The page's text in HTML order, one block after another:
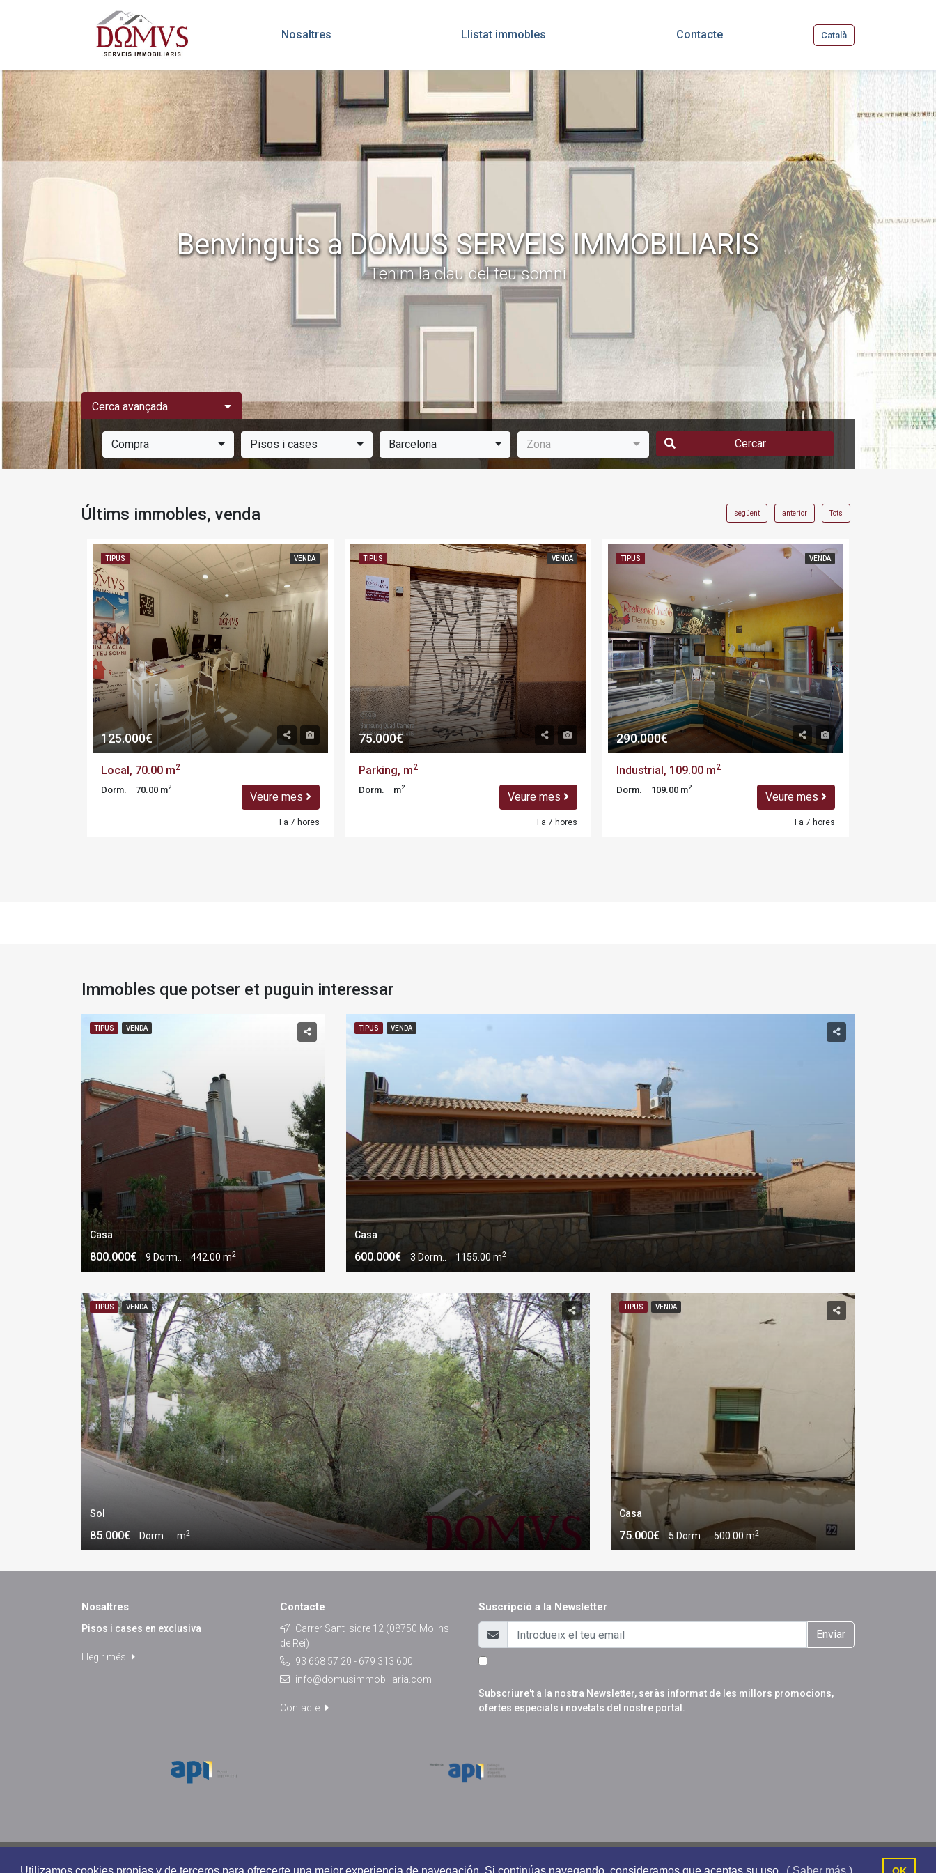
Nosaltres Llistat immobles Contacte Català
Benvinguts a DOMUS SERVEIS IMMOBILIARIS
Tenim la clau del teu somni
Cerca avançada
Compra Pisos i cases Barcelona Zona Cercar
Últims immobles, venda següent anterior Tots
VENDA
TIPUS
125.000€
Local, 70.00 m2
Dorm. 70.00 m2
Veure mes
Fa 7 hores
VENDA
TIPUS
75.000€
Parking, m2
Dorm. m2
Veure mes
Fa 7 hores
VENDA
TIPUS
290.000€
Industrial, 109.00 m2
Dorm. 109.00 m2
Veure mes
Fa 7 hores
Immobles que potser et puguin interessar
TIPUS VENDA
Casa
800.000€ 9 Dorm.. 442.00 m2
TIPUS VENDA
Casa
600.000€ 3 Dorm.. 1155.00 m2
TIPUS VENDA
Sol
85.000€ Dorm.. m2
TIPUS VENDA
Casa
75.000€ 5 Dorm.. 500.00 m2
Nosaltres
Pisos i cases en exclusiva
Llegir més
Contacte
Carrer Sant Isidre 12 (08750 Molins
de Rei)
93 668 57 20 - 679 313 600
info@domusimmobiliaria.com
Contacte
Suscripció a la Newsletter
Enviar
Subscriure't a la nostra Newsletter, seràs informat de les millors promocions,
ofertes especials i novetats del nostre portal.
DOMUS SERVEIS IMMOBILIARIS - Tots els drets reservats